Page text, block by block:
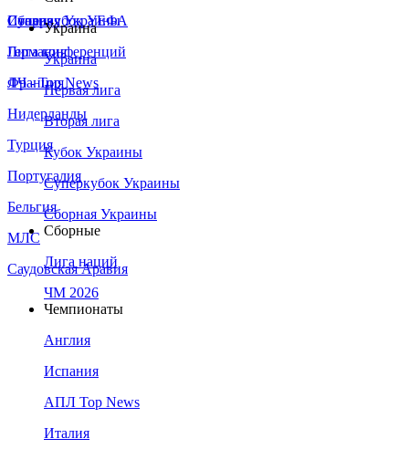
Сборная Украины
Италия
Германия
Франция
Нидерланды
Турция
Португалия
Бельгия
МЛС
Саудовская Аравия
Суперкубок УЕФА
Лига конференций
ЛЧ - Top News
Украина
Украина
Первая лига
Вторая лига
Кубок Украины
Суперкубок Украины
Сборная Украины
Сборные
Лига наций
ЧМ 2026
Чемпионаты
Англия
Испания
АПЛ Top News
Италия